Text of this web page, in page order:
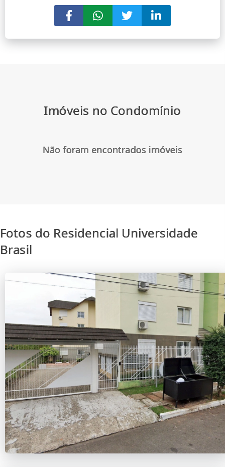
Imóveis no Condomínio
Não foram encontrados imóveis
Fotos do Residencial Universidade
Brasil